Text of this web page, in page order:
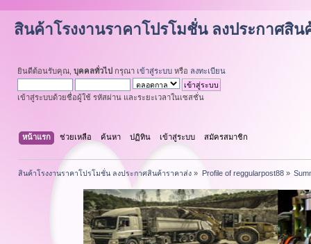
สินค้าโรงงานราคาโปรโมชั่น ลงประกาศสิน
ยินดีต้อนรับคุณ, บุคคลทั่วไป กรุณา เข้าสู่ระบบ หรือ ลงทะเบียน
เข้าสู่ระบบด้วยชื่อผู้ใช้ รหัสผ่าน และระยะเวลาในเซสชั่น
หน้าแรก ช่วยเหลือ ค้นหา ปฏิทิน เข้าสู่ระบบ สมัครสมาชิก
สินค้าโรงงานราคาโปรโมชั่น ลงประกาศสินค้าราคาส่ง » Profile of reggularpost88»